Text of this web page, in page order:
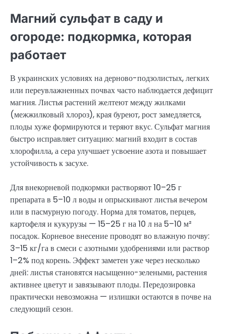
Магний сульфат в саду и
огороде: подкормка, которая
работает
В украинских условиях на дерново-подзолистых, легких
или переувлажненных почвах часто наблюдается дефицит
магния. Листья растений желтеют между жилками
(межжилковый хлороз), края буреют, рост замедляется,
плоды хуже формируются и теряют вкус. Сульфат магния
быстро исправляет ситуацию: магний входит в состав
хлорофилла, а сера улучшает усвоение азота и повышает
устойчивость к засухе.
Для внекорневой подкормки растворяют 10–25 г
препарата в 5–10 л воды и опрыскивают листья вечером
или в пасмурную погоду. Норма для томатов, перцев,
картофеля и кукурузы — 15–25 г на 10 л на 5–10 м²
посадок. Корневое внесение проводят во влажную почву:
3–15 кг/га в смеси с азотными удобрениями или раствор
1–2% под корень. Эффект заметен уже через несколько
дней: листья становятся насыщенно-зелеными, растения
активнее цветут и завязывают плоды. Передозировка
практически невозможна — излишки остаются в почве на
следующий сезон.